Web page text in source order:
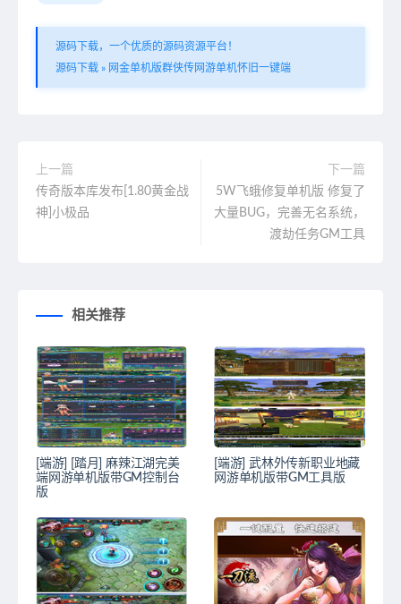
源码下载，一个优质的源码资源平台！
源码下载 » 网金单机版群侠传网游单机怀旧一键端
上一篇
传奇版本库发布[1.80黄金战
神]小极品
下一篇
5W飞蛾修复单机版 修复了
大量BUG，完善无名系统，
渡劫任务GM工具
相关推荐
[端游] [踏月] 麻辣江湖完美
端网游单机版带GM控制台
版
[端游] 武林外传新职业地藏
网游单机版带GM工具版